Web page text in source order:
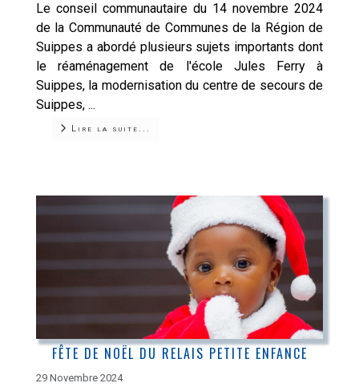
Le conseil communautaire du 14 novembre 2024
de la Communauté de Communes de la Région de
Suippes a abordé plusieurs sujets importants dont
le réaménagement de l'école Jules Ferry à
Suippes, la modernisation du centre de secours de
Suippes, ...
Lire la suite...
FÊTE DE NOËL DU RELAIS PETITE ENFANCE
29 Novembre 2024